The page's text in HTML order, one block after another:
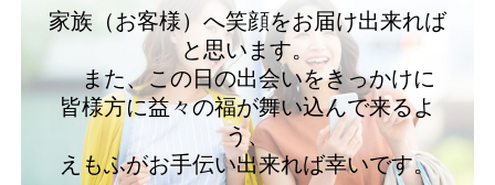
家族（お客様）へ笑顔をお届け出来れば
と思います。
また、この日の出会いをきっかけに
皆様方に益々の福が舞い込んで来るよ
う、
えもふがお手伝い出来れば幸いです。